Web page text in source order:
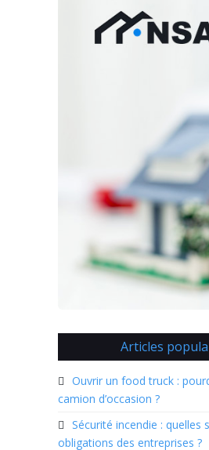
Articles
Ouvrir un food truck :
camion d’occasion ?
Sécurité incendie : quelles
obligations des entreprises ?